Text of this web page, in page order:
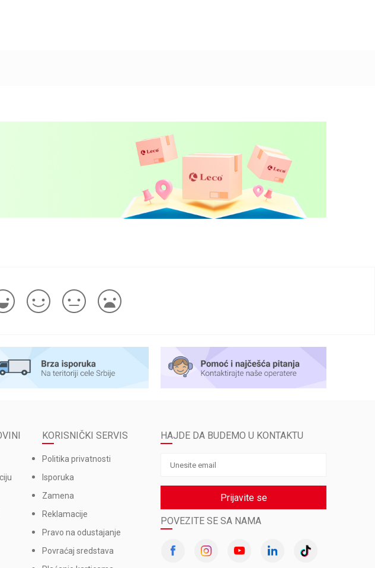
KORISNIČKI SERVIS
Politika privatnosti
Isporuka
Zamena
Reklamacije
Pravo na odustajanje
Povraćaj sredstava
HAJDE DA BUDEMO U KONTAKTU
Prijavite se
POVEZITE SE SA NAMA